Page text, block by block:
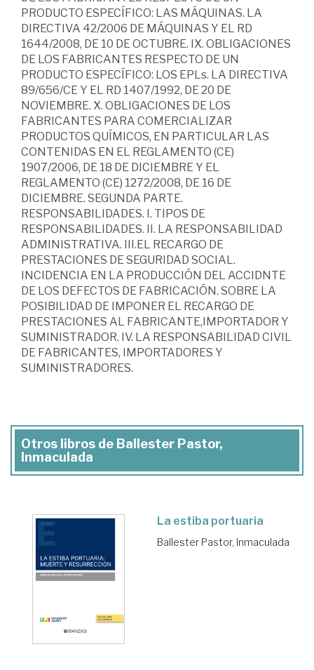
PRODUCTO ESPECÍFICO: LAS MÁQUINAS. LA
DIRECTIVA 42/2006 DE MÁQUINAS Y EL RD
1644/2008, DE 10 DE OCTUBRE. IX. OBLIGACIONES
DE LOS FABRICANTES RESPECTO DE UN
PRODUCTO ESPECÍFICO: LOS EPLs. LA DIRECTIVA
89/656/CE Y EL RD 1407/1992, DE 20 DE
NOVIEMBRE. X. OBLIGACIONES DE LOS
FABRICANTES PARA COMERCIALIZAR
PRODUCTOS QUÍMICOS, EN PARTICULAR LAS
CONTENIDAS EN EL REGLAMENTO (CE)
1907/2006, DE 18 DE DICIEMBRE Y EL
REGLAMENTO (CE) 1272/2008, DE 16 DE
DICIEMBRE. SEGUNDA PARTE.
RESPONSABILIDADES. I. TIPOS DE
RESPONSABILIDADES. II. LA RESPONSABILIDAD
ADMINISTRATIVA. III.EL RECARGO DE
PRESTACIONES DE SEGURIDAD SOCIAL.
INCIDENCIA EN LA PRODUCCIÓN DEL ACCIDNTE
DE LOS DEFECTOS DE FABRICACIÓN. SOBRE LA
POSIBILIDAD DE IMPONER EL RECARGO DE
PRESTACIONES AL FABRICANTE,IMPORTADOR Y
SUMINISTRADOR. IV. LA RESPONSABILIDAD CIVIL
DE FABRICANTES, IMPORTADORES Y
SUMINISTRADORES.
Otros libros de Ballester Pastor,
Inmaculada
La estiba portuaria
Ballester Pastor, Inmaculada